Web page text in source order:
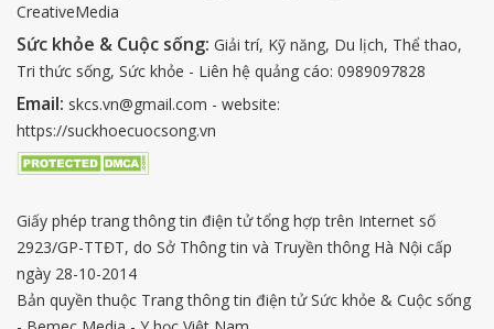
CreativeMedia
Sức khỏe & Cuộc sống: Giải trí, Kỹ năng, Du lịch, Thể thao,
Tri thức sống, Sức khỏe - Liên hệ quảng cáo: 0989097828
Email: skcs.vn@gmail.com - website:
https://suckhoecuocsong.vn
Giấy phép trang thông tin điện tử tổng hợp trên Internet số
2923/GP-TTĐT, do Sở Thông tin và Truyền thông Hà Nội cấp
ngày 28-10-2014
Bản quyền thuộc Trang thông tin điện tử Sức khỏe & Cuộc sống